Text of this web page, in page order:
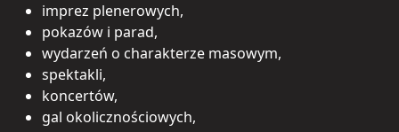
imprez plenerowych,
pokazów i parad,
wydarzeń o charakterze masowym,
spektakli,
koncertów,
gal okolicznościowych,